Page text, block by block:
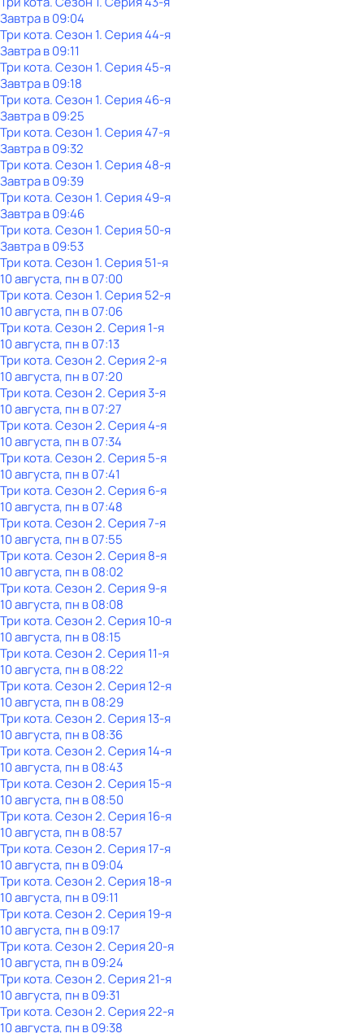
Завтра в 09:04
Три кота. Сезон 1. Серия 44-я
Завтра в 09:11
Три кота. Сезон 1. Серия 45-я
Завтра в 09:18
Три кота. Сезон 1. Серия 46-я
Завтра в 09:25
Три кота. Сезон 1. Серия 47-я
Завтра в 09:32
Три кота. Сезон 1. Серия 48-я
Завтра в 09:39
Три кота. Сезон 1. Серия 49-я
Завтра в 09:46
Три кота. Сезон 1. Серия 50-я
Завтра в 09:53
Три кота. Сезон 1. Серия 51-я
10 августа, пн в 07:00
Три кота. Сезон 1. Серия 52-я
10 августа, пн в 07:06
Три кота. Сезон 2. Серия 1-я
10 августа, пн в 07:13
Три кота. Сезон 2. Серия 2-я
10 августа, пн в 07:20
Три кота. Сезон 2. Серия 3-я
10 августа, пн в 07:27
Три кота. Сезон 2. Серия 4-я
10 августа, пн в 07:34
Три кота. Сезон 2. Серия 5-я
10 августа, пн в 07:41
Три кота. Сезон 2. Серия 6-я
10 августа, пн в 07:48
Три кота. Сезон 2. Серия 7-я
10 августа, пн в 07:55
Три кота. Сезон 2. Серия 8-я
10 августа, пн в 08:02
Три кота. Сезон 2. Серия 9-я
10 августа, пн в 08:08
Три кота. Сезон 2. Серия 10-я
10 августа, пн в 08:15
Три кота. Сезон 2. Серия 11-я
10 августа, пн в 08:22
Три кота. Сезон 2. Серия 12-я
10 августа, пн в 08:29
Три кота. Сезон 2. Серия 13-я
10 августа, пн в 08:36
Три кота. Сезон 2. Серия 14-я
10 августа, пн в 08:43
Три кота. Сезон 2. Серия 15-я
10 августа, пн в 08:50
Три кота. Сезон 2. Серия 16-я
10 августа, пн в 08:57
Три кота. Сезон 2. Серия 17-я
10 августа, пн в 09:04
Три кота. Сезон 2. Серия 18-я
10 августа, пн в 09:11
Три кота. Сезон 2. Серия 19-я
10 августа, пн в 09:17
Три кота. Сезон 2. Серия 20-я
10 августа, пн в 09:24
Три кота. Сезон 2. Серия 21-я
10 августа, пн в 09:31
Три кота. Сезон 2. Серия 22-я
10 августа, пн в 09:38